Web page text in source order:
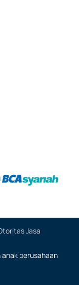
Jasa
perusahaan